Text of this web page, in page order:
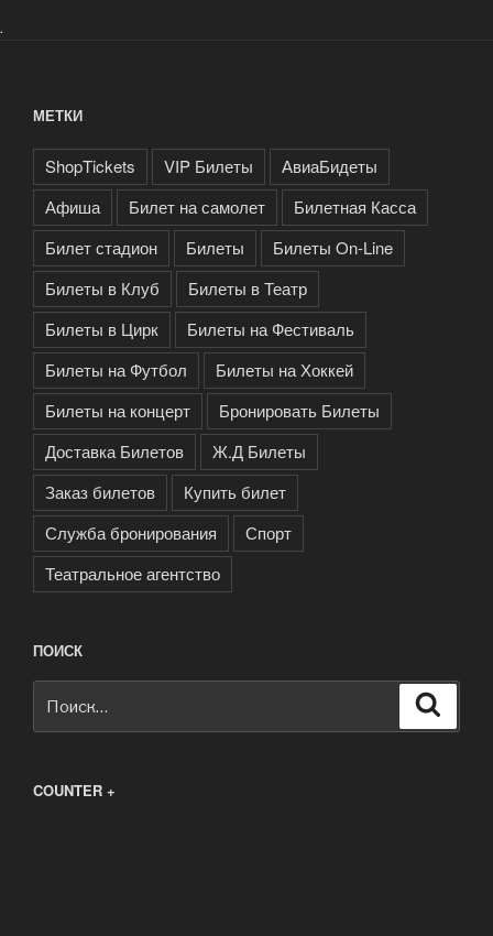
.
МЕТКИ
ShopTickets VIP Билеты
АвиаБидеты
Афиша
Билет на самолет
Билетная Касса
Билет стадион
Билеты
Билеты On-Line
Билеты в Клуб
Билеты в Театр
Билеты в Цирк
Билеты на Фестиваль
Билеты на Футбол
Билеты на Хоккей
Билеты на концерт
Бронировать Билеты
Доставка Билетов
Ж.Д Билеты
Заказ билетов
Купить билет
Служба бронирования
Спорт
Театральное агентство
ПОИСК
COUNTER +